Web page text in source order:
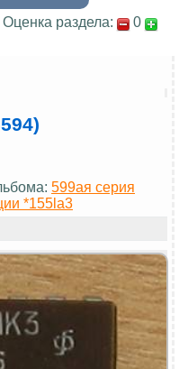
Оценка раздела: 0
599ая серия
*155la3